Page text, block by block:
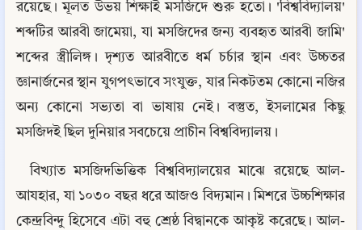
রয়েছে। মূলত উভয় শিক্ষাই মসজিদে শুরু হতো। 'বিশ্ববিদ্যালয়'
শব্দটির আরবী জামেয়া, যা মসজিদের জন্য ব্যবহৃত আরবী জামি'
শব্দের স্ত্রীলিঙ্গ। দৃশ্যত আরবীতে ধর্ম চর্চার স্থান এবং উচ্চতর
জ্ঞানার্জনের স্থান যুগপৎভাবে সংযুক্ত, যার নিকটতম কোনো নজির
অন্য কোনো সভ্যতা বা ভাষায় নেই। বস্তুত, ইসলামের কিছু
মসজিদই ছিল দুনিয়ার সবচেয়ে প্রাচীন বিশ্ববিদ্যালয়।
বিখ্যাত মসজিদভিত্তিক বিশ্ববিদ্যালয়ের মাঝে রয়েছে আল-
আযহার, যা ১০৩০ বছর ধরে আজও বিদ্যমান। মিশরে উচ্চশিক্ষার
কেন্দ্রবিন্দু হিসেবে এটা বহু শ্রেষ্ঠ বিদ্বানকে আকৃষ্ট করেছে। আল-
Copy